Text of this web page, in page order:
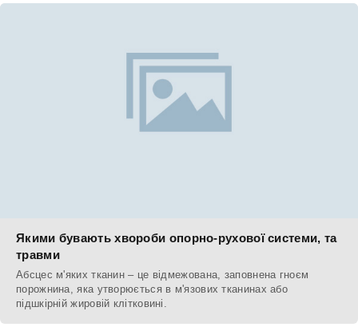
Якими бувають хвороби опорно-рухової системи, та
травми
Абсцес м'яких тканин – це відмежована, заповнена гноєм
порожнина, яка утворюється в м'язових тканинах або
підшкірній жировій клітковині.